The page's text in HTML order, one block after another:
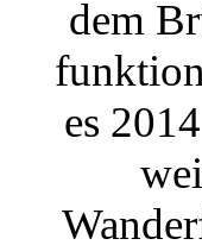
dem
es